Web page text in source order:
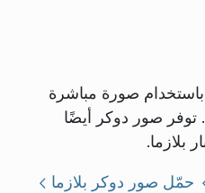
صورة مباشرة
صور دوكر أيضًا
بلازما.
حمّل صور دوكر بلازما